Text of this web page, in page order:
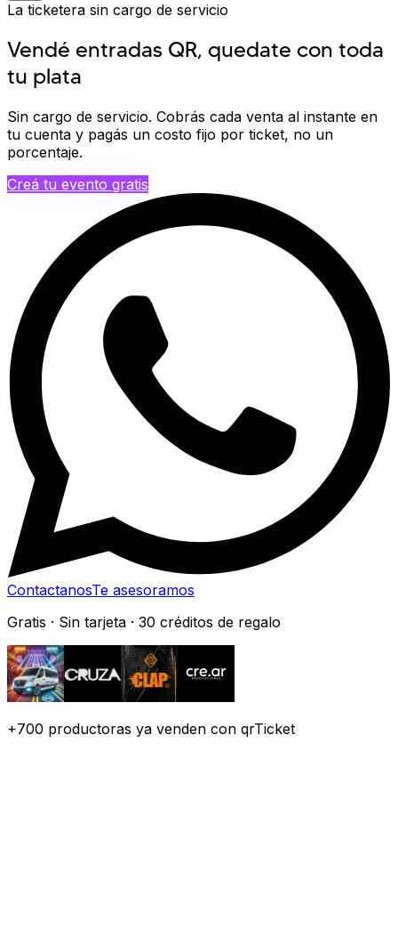
La ticketera sin cargo de servicio
Vendé entradas QR, quedate con toda
tu plata
Sin cargo de servicio. Cobrás cada venta al instante en
tu cuenta y pagás un costo fijo por ticket, no un
porcentaje.
Creá tu evento gratis
ContactanosTe asesoramos
Gratis · Sin tarjeta · 30 créditos de regalo
+700 productoras ya venden con qrTicket